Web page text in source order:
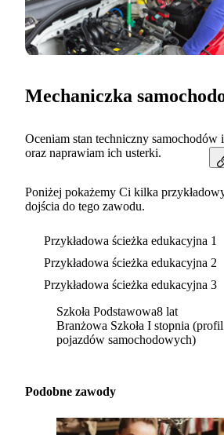
Mechaniczka
Oceniam stan techniczny
oraz naprawiam ich usterki.
Poniżej pokażemy Ci kilka
dojścia do tego zawodu.
Przykładowa ścieżka edukacyjna 1
Przykładowa ścieżka edukacyjna 2
Przykładowa ścieżka edukacyjna 3
Szkoła Podstawowa8 lat
Branżowa Szkoła I stopnia
pojazdów samochodowych)
Podobne zawody